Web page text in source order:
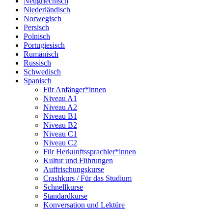
Niederländisch
Norwegisch
Persisch
Polnisch
Portugiesisch
Rumänisch
Russisch
Schwedisch
Spanisch
Für Anfänger*innen
Niveau A1
Niveau A2
Niveau B1
Niveau B2
Niveau C1
Niveau C2
Für Herkunftssprachler*innen
Kultur und Führungen
Auffrischungskurse
Crashkurs / Für das Studium
Schnellkurse
Standardkurse
Konversation und Lektüre